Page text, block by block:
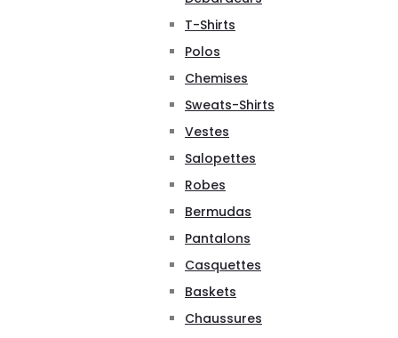
T-Shirts
Polos
Chemises
Sweats-Shirts
Vestes
Salopettes
Robes
Bermudas
Pantalons
Casquettes
Baskets
Chaussures